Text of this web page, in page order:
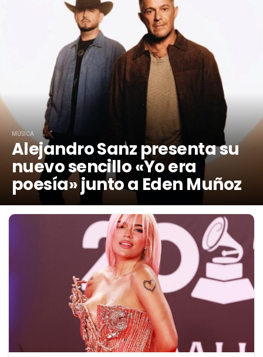
MÚSICA
Alejandro Sanz presenta su
nuevo sencillo «Yo era
poesía» junto a Eden Muñoz